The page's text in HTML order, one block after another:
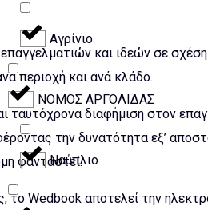
Αγρίνιο
ΝΟΜΟΣ ΑΡΓΟΛΙΔΑΣ
Ναύπλιο
και ιδεών σε
περιοχή και ανά κλάδο.
διαφήμιση στον
την δυνατότητα εξ’
φανταστεί.
το Wedbook αποτελεί την